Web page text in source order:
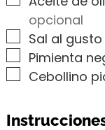
opcional
▢
Sal al gusto
▢
Pimienta
▢
Cebollino